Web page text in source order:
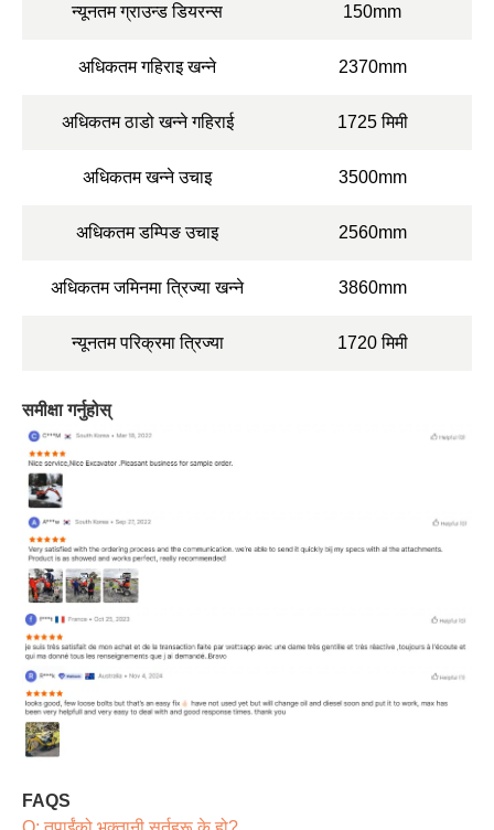
न्यूनतम ग्राउन्ड डियरन्स 150mm
अधिकतम गहिराइ खन्ने 2370mm
अधिकतम ठाडो खन्ने गहिराई 1725 मिमी
अधिकतम खन्ने उचाइ 3500mm
अधिकतम डम्पिङ उचाइ 2560mm
अधिकतम जमिनमा त्रिज्या खन्ने 3860mm
न्यूनतम परिक्रमा त्रिज्या 1720 मिमी
समीक्षा गर्नुहोस्
FAQS